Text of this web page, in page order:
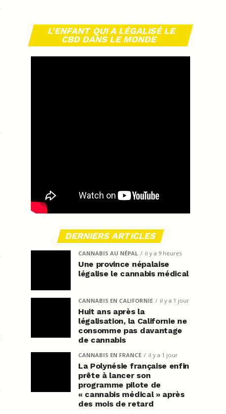
L’ENFANT QUI A LÉGALISÉ LE
CBD DANS LE MONDE
DERNIERS ARTICLES
CANNABIS AU NÉPAL il y a 9 heures
Une province népalaise
légalise le cannabis médical
CANNABIS EN CALIFORNIE il y a 1 jour
Huit ans après la
légalisation, la Californie ne
consomme pas davantage
de cannabis
CANNABIS EN FRANCE il y a 1 jour
La Polynésie française enfin
prête à lancer son
programme pilote de
« cannabis médical » après
des mois de retard